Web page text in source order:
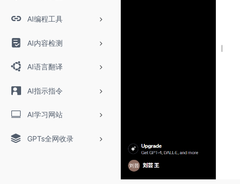
AI编程工具
AI内容检测
AI语言翻译
AI指示指令
AI学习网站
GPTs全网收录